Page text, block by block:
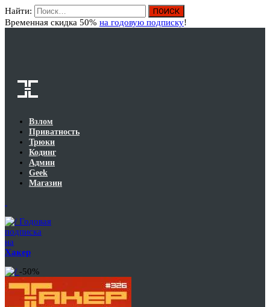
Найти:
Временная скидка 50% на годовую подписку!
Взлом
Приватность
Трюки
Кодинг
Админ
Geek
Магазин
Годовая
подписка
на
Хакер
-50%